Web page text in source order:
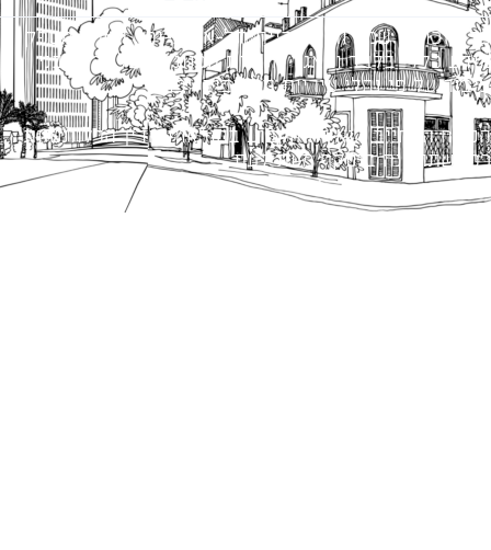
כל הזכויות שמורות לעיריית תל-אביב-יפו. האתר מספק
מידע כללי בלבד ומאגד הנחיות תכנוניות בלבד למבני
ציבור על פי נהלי עיריית תל אביב-יפו.
הנוסח המחייב הוא זה הקבוע בהוראות הדין הרלוונטיות
כפי שתהיינה בתוקף מעת לעת.